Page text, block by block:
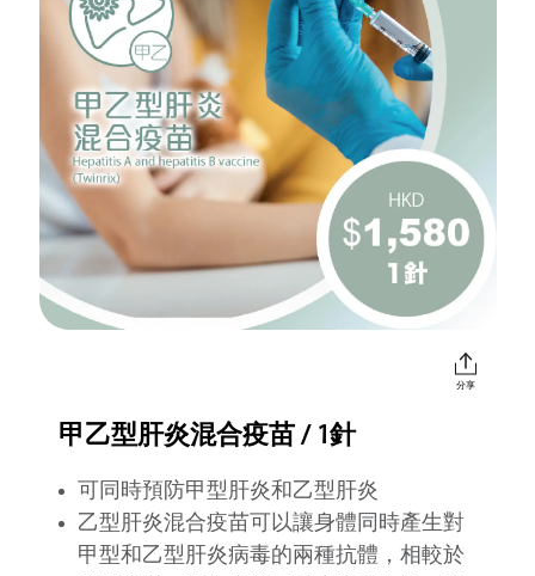
分享
甲乙型肝炎混合疫苗 / 1針
可同時預防甲型肝炎和乙型肝炎
乙型肝炎混合疫苗可以讓身體同時產生對
甲型和乙型肝炎病毒的兩種抗體，相較於